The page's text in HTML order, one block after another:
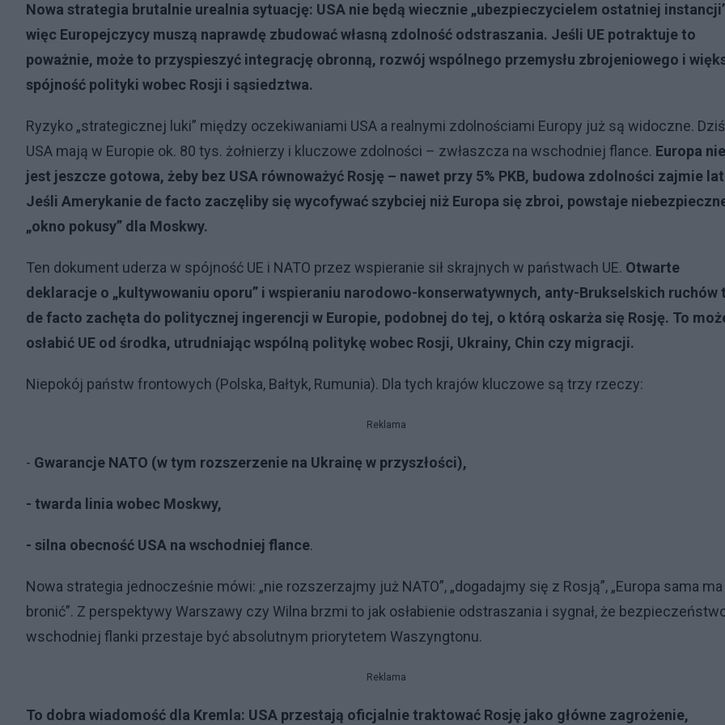
Nowa strategia brutalnie urealnia sytuację: USA nie będą wiecznie „ubezpieczycielem ostatniej
więc Europejczycy muszą naprawdę zbudować własną zdolność odstraszania. Jeśli UE potraktuje to
poważnie, może to przyspieszyć integrację obronną, rozwój wspólnego przemysłu zbrojeniowego i
spójność polityki wobec Rosji i sąsiedztwa.
Ryzyko „strategicznej luki” między oczekiwaniami USA a realnymi zdolnościami Europy już są widoczne. Dziś
USA mają w Europie ok. 80 tys. żołnierzy i kluczowe zdolności – zwłaszcza na wschodniej flance. Europa nie
jest jeszcze gotowa, żeby bez USA równoważyć Rosję – nawet przy 5% PKB, budowa zdolności zajmie
Jeśli Amerykanie de facto zaczęliby się wycofywać szybciej niż Europa się zbroi, powstaje
„okno pokusy” dla Moskwy.
Ten dokument uderza w spójność UE i NATO przez wspieranie sił skrajnych w państwach UE. Otwarte
deklaracje o „kultywowaniu oporu” i wspieraniu narodowo-konserwatywnych, anty-Brukselskich ruchów
de facto zachęta do politycznej ingerencji w Europie, podobnej do tej, o którą oskarża się Rosję. To
osłabić UE od środka, utrudniając wspólną politykę wobec Rosji, Ukrainy, Chin czy migracji.
Niepokój państw frontowych (Polska, Bałtyk, Rumunia). Dla tych krajów kluczowe są trzy rzeczy:
Reklama
- Gwarancje NATO (w tym rozszerzenie na Ukrainę w przyszłości),
- twarda linia wobec Moskwy,
- silna obecność USA na wschodniej flance.
Nowa strategia jednocześnie mówi: „nie rozszerzajmy już NATO”, „dogadajmy się z Rosją”, „Europa sama
bronić”. Z perspektywy Warszawy czy Wilna brzmi to jak osłabienie odstraszania i sygnał, że
wschodniej flanki przestaje być absolutnym priorytetem Waszyngtonu.
Reklama
To dobra wiadomość dla Kremla: USA przestają oficjalnie traktować Rosję jako główne zagrożenie,